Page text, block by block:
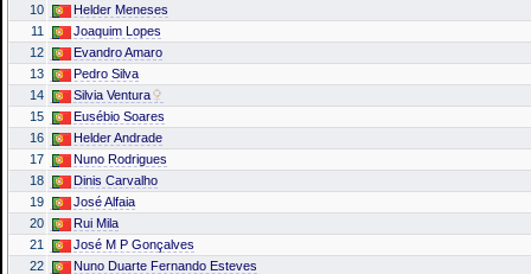
10
Helder Meneses
11
Joaquim Lopes
12
Evandro Amaro
13
Pedro Silva
14
Silvia Ventura
15
Eusébio Soares
16
Helder Andrade
17
Nuno Rodrigues
18
Dinis Carvalho
19
José Alfaia
20
Rui Mila
21
José M P Gonçalves
22
Nuno Duarte Fernando Esteves